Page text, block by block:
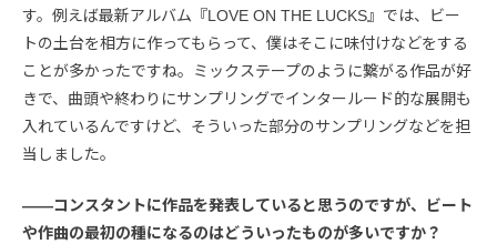
す。例えば最新アルバム『LOVE ON THE LUCKS』では、ビー
トの土台を相方に作ってもらって、僕はそこに味付けなどをする
ことが多かったですね。ミックステープのように繋がる作品が好
きで、曲頭や終わりにサンプリングでインタールード的な展開も
入れているんですけど、そういった部分のサンプリングなどを担
当しました。
――コンスタントに作品を発表していると思うのですが、ビート
や作曲の最初の種になるのはどういったものが多いですか？